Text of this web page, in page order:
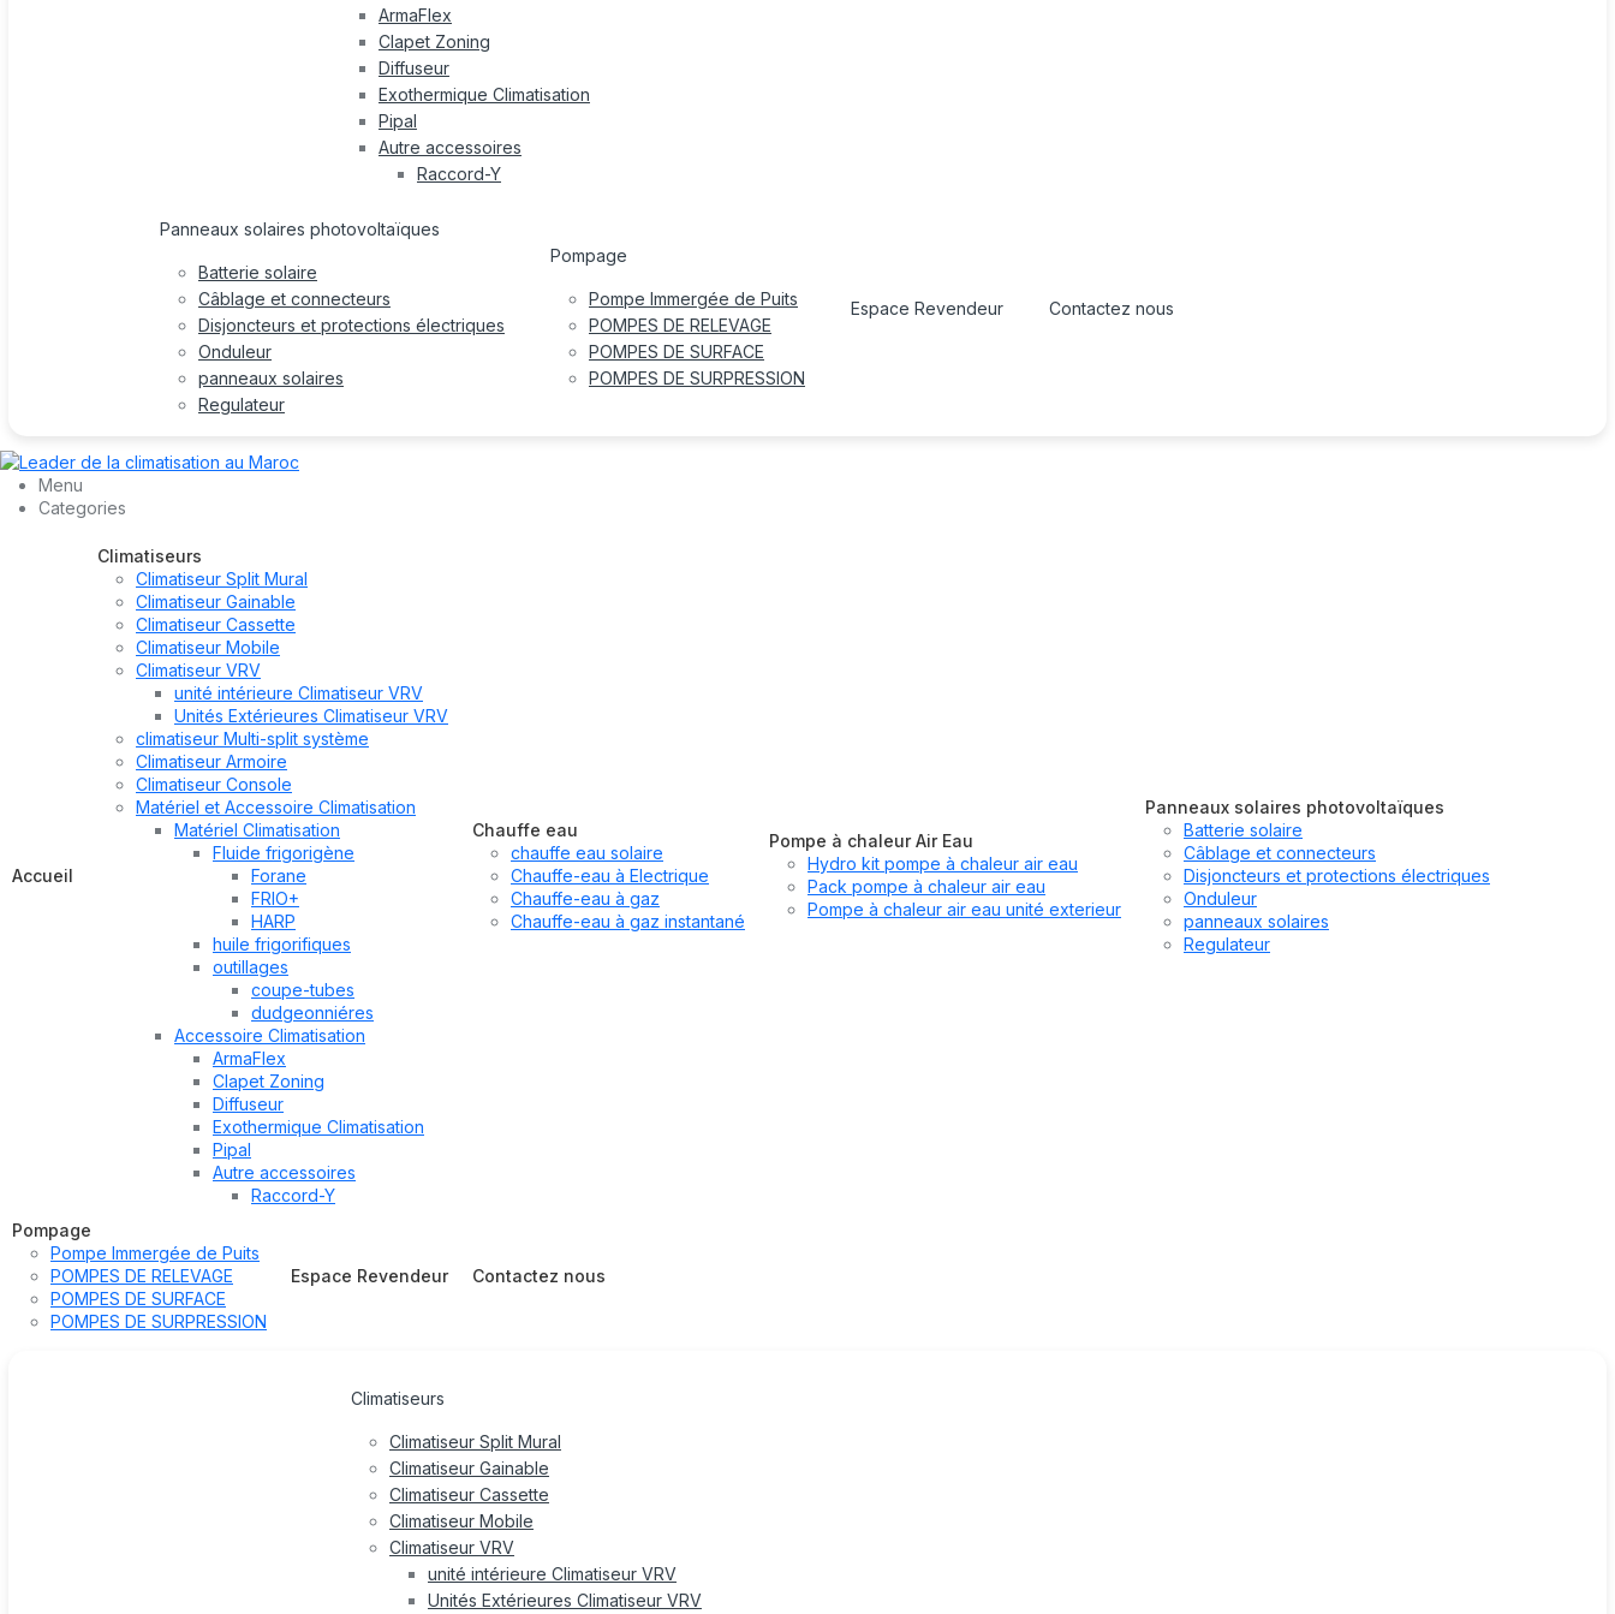
ArmaFlex
Clapet Zoning
Diffuseur
Exothermique Climatisation
Pipal
Autre accessoires
Raccord-Y
Panneaux solaires photovoltaïques
Batterie solaire
Câblage et connecteurs
Disjoncteurs et protections électriques
Onduleur
panneaux solaires
Regulateur
Pompage
Pompe Immergée de Puits
POMPES DE RELEVAGE
POMPES DE SURFACE
POMPES DE SURPRESSION
Espace Revendeur Contactez nous
Menu
Categories
Accueil
Climatiseurs
Climatiseur Split Mural
Climatiseur Gainable
Climatiseur Cassette
Climatiseur Mobile
Climatiseur VRV
unité intérieure Climatiseur VRV
Unités Extérieures Climatiseur VRV
climatiseur Multi-split système
Climatiseur Armoire
Climatiseur Console
Matériel et Accessoire Climatisation
Matériel Climatisation
Fluide frigorigène
Forane
FRIO+
HARP
huile frigorifiques
outillages
coupe-tubes
dudgeonniéres
Accessoire Climatisation
ArmaFlex
Clapet Zoning
Diffuseur
Exothermique Climatisation
Pipal
Autre accessoires
Raccord-Y
Chauffe eau
chauffe eau solaire
Chauffe-eau à Electrique
Chauffe-eau à gaz
Chauffe-eau à gaz instantané
Pompe à chaleur Air Eau
Hydro kit pompe à chaleur air eau
Pack pompe à chaleur air eau
Pompe à chaleur air eau unité exterieur
Panneaux solaires photovoltaïques
Batterie solaire
Câblage et connecteurs
Disjoncteurs et protections électriques
Onduleur
panneaux solaires
Regulateur
Pompage
Pompe Immergée de Puits
POMPES DE RELEVAGE
POMPES DE SURFACE
POMPES DE SURPRESSION
Espace Revendeur Contactez nous
Climatiseurs
Climatiseur Split Mural
Climatiseur Gainable
Climatiseur Cassette
Climatiseur Mobile
Climatiseur VRV
unité intérieure Climatiseur VRV
Unités Extérieures Climatiseur VRV